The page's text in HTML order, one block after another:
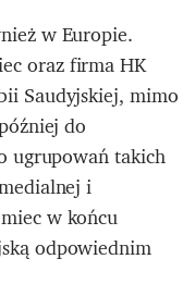
w Europie.
oraz firma HK
Saudyjskiej, mimo
do
ugrupowań takich
i
w końcu
odpowiednim